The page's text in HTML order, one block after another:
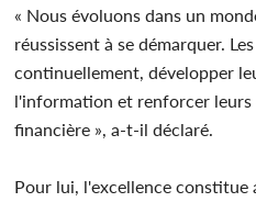
« Nous évoluons dans un
réussissent à se démarquer.
continuellement, développer
l'information et renforcer leurs
financière », a-t-il déclaré.
Pour lui, l'excellence